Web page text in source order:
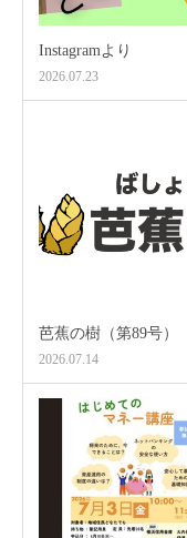
Instagramより
2026.07.23
芭蕉の樹（第89号）
2026.07.14